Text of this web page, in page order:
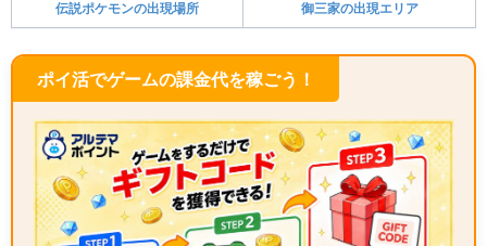
伝説ポケモンの出現場所 御三家の出現エリア
ポイ活でゲームの課金代を稼ごう！